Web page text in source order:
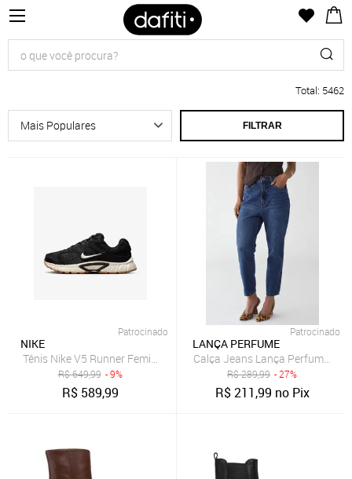
Total: 5462
FILTRAR
Patrocinado
NIKE
Tênis Nike V5 Runner Feminino
R$649,99 - 9%
R$ 589,99
Patrocinado
LANÇA PERFUME
Calça Jeans Lança Perfume
R$289,99 - 27%
R$211,99 no Pix